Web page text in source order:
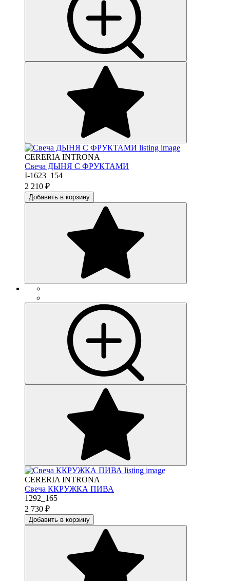
CERERIA INTRONA
Свеча ДЫНЯ С ФРУКТАМИ
I-1623_154
2 210 ₽
Добавить в корзину
CERERIA INTRONA
Свеча ККРУЖКА ПИВА
1292_165
2 730 ₽
Добавить в корзину